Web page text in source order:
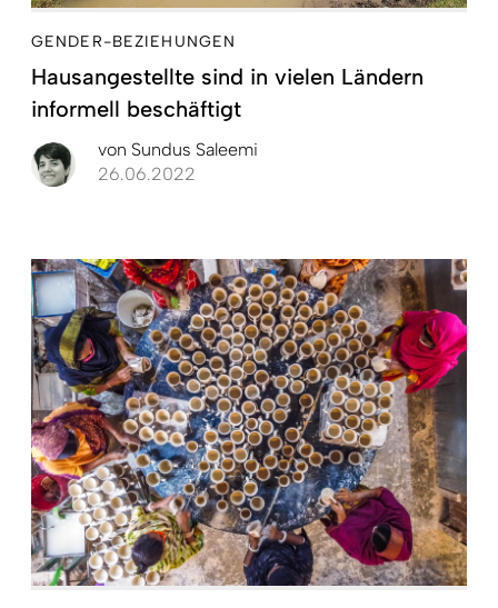
GENDER-BEZIEHUNGEN
Hausangestellte sind in vielen Ländern
informell beschäftigt
von Sundus Saleemi
26.06.2022